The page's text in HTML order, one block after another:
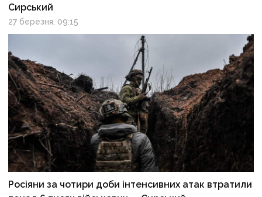
Сирський
27 березня, 09:15
Росіяни за чотири доби інтенсивних атак втратили